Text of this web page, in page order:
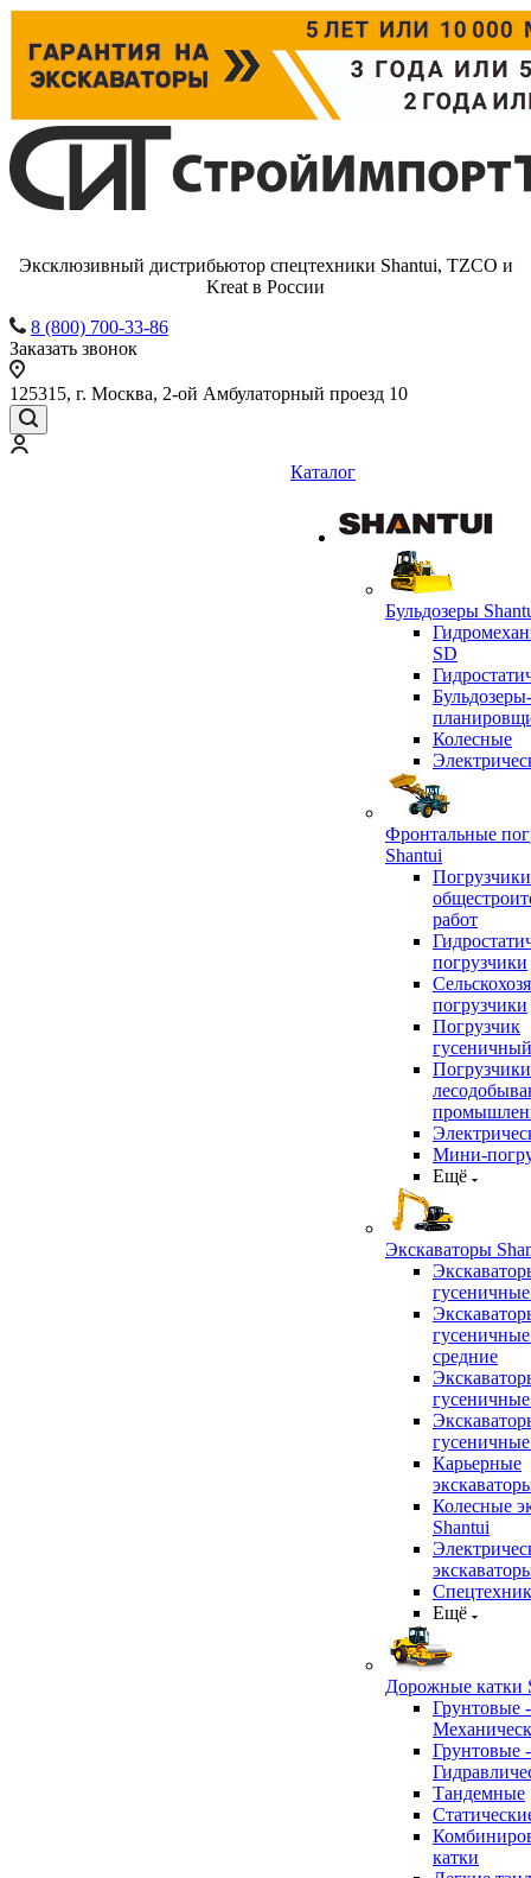
Эксклюзивный дистрибьютор спецтехники Shantui, TZCO и
Kreat в России
8 (800) 700-33-86
Заказать звонок
125315, г. Москва, 2-ой Амбулаторный проезд 10
Каталог
Бульдозеры
SD
Бульдозеры-
Колесные
Фронтальные
Shantui
работ
погрузчики
погрузчики
Погрузчик
гусеничный
Мини-
Ещё
Экскаваторы
средние
Карьерные
Колесные
Shantui
Ещё
Дорожные катки
Грунтовые -
Грунтовые -
Тандемные
катки